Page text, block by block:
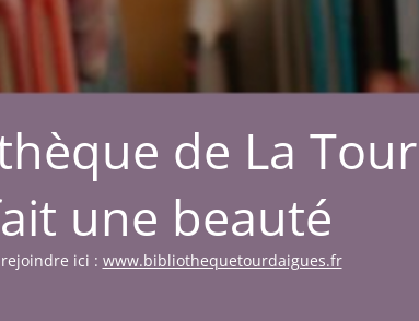
de La
une beauté
ici : www.bibliothequetourdaigues.fr